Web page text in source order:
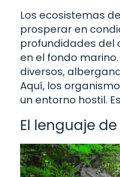
Los ecosistemas
prosperar en
profundidades del
en el fondo
diversos,
Aquí, los
un entorno hostil.
El lenguaje